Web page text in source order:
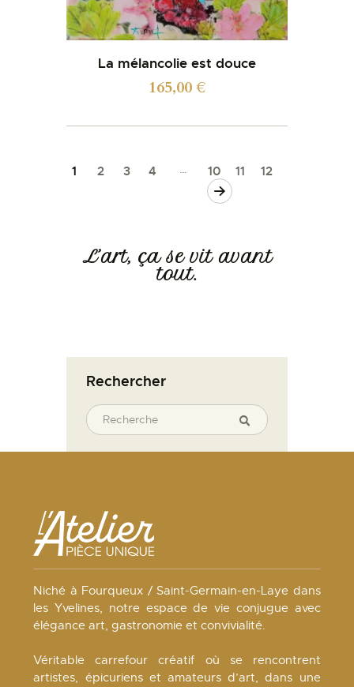
La mélancolie est douce
165,00€
1 2 3 4 … 10 11
12
L’art, ça se vit avant
tout.
Rechercher
Niché à Fourqueux / Saint-Germain-en-Laye dans
les Yvelines, notre espace de vie conjugue avec
élégance art, gastronomie et convivialité.
Véritable carrefour créatif où se rencontrent
artistes, épicuriens et amateurs d’art, dans une